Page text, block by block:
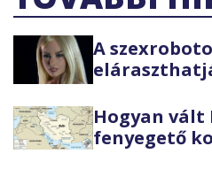
A
Hogyan vált
fenyegető